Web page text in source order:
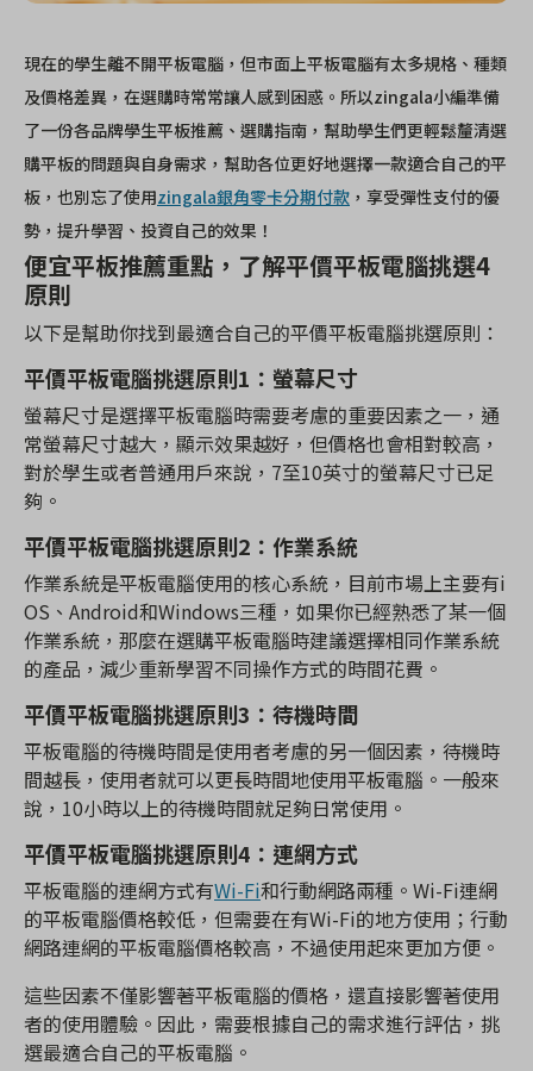
現在的學生離不開平板電腦，但市面上平板電腦有太多規格、種類
及價格差異，在選購時常常讓人感到困惑。所以zingala小編準備
了一份各品牌學生平板推薦、選購指南，幫助學生們更輕鬆釐清選
購平板的問題與自身需求，幫助各位更好地選擇一款適合自己的平
板，也別忘了使用zingala銀角零卡分期付款 ，享受彈性支付的優
勢，提升學習、投資自己的效果！
便宜平板推薦重點，了解平價平板電腦挑選4
原則
以下是幫助你找到最適合自己的平價平板電腦挑選原則：
平價平板電腦挑選原則1：螢幕尺寸
螢幕尺寸是選擇平板電腦時需要考慮的重要因素之一，通
常螢幕尺寸越大，顯示效果越好，但價格也會相對較高，
對於學生或者普通用戶來說，7至10英寸的螢幕尺寸已足
夠。
平價平板電腦挑選原則2： 作業系統
作業系統是平板電腦使用的核心系統，目前市場上主要有i
OS、Android和Windows三種，如果你已經熟悉了某一個
作業系統，那麼在選購平板電腦時建議選擇相同作業系統
的產品，減少重新學習不同操作方式的時間花費。
平價平板電腦挑選原則3： 待機時間
平板電腦的待機時間是使用者考慮的另一個因素，待機時
間越長，使用者就可以更長時間地使用平板電腦。一般來
說，10小時以上的待機時間就足夠日常使用。
平價平板電腦挑選原則4： 連網方式
平板電腦的連網方式有Wi-Fi和行動網路兩種。Wi-Fi連網
的平板電腦價格較低，但需要在有Wi-Fi的地方使用；行動
網路連網的平板電腦價格較高，不過使用起來更加方便。
這些因素不僅影響著平板電腦的價格，還直接影響著使用
者的使用體驗。因此，需要根據自己的需求進行評估，挑
選最適合自己的平板電腦。